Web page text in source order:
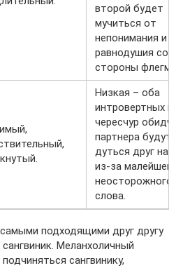
второй будет
мучиться от
непонимания и
равнодушия со
стороны
Низкая – оба
интровертных и
чересчур
партнера будут
дуться друг на
из-за малейшего
неосторожного
слова.
подходящими друг другу
Меланхоличный
сангвинику,